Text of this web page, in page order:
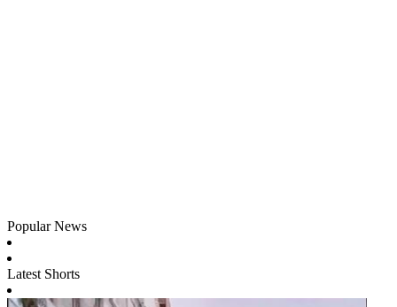
Popular News
Latest Shorts